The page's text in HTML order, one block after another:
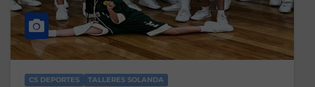
CS DEPORTES TALLERES SOLANDA